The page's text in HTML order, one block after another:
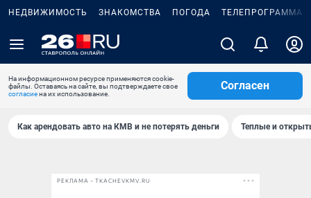
НЕДВИЖИМОСТЬ ЗНАКОМСТВА ПОГОДА ТЕЛЕПРОГРАММА
На информационном ресурсе применяются cookie-
файлы. Оставаясь на сайте, вы подтверждаете свое
согласиена их использование.
Согласен
Как арендовать авто на КМВ и не потерять деньги Теплые и
РЕКЛАМА • TKACHEVKMV.RU